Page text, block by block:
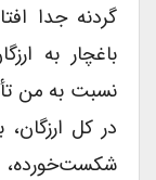
گردنه جدا
باغچار به
نسبت به من
در کل
شکست‌خورده،